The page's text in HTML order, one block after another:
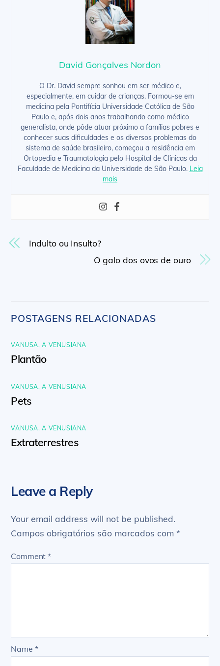
David Gonçalves Nordon
O Dr. David sempre sonhou em ser médico e,
especialmente, em cuidar de crianças. Formou-se em
medicina pela Pontifícia Universidade Católica de São
Paulo e, após dois anos trabalhando como médico
generalista, onde pôde atuar próximo a famílias pobres e
conhecer suas dificuldades e os diversos problemas do
sistema de saúde brasileiro, começou a residência em
Ortopedia e Traumatologia pelo Hospital de Clínicas da
Faculdade de Medicina da Universidade de São Paulo. Leia
mais
Indulto ou Insulto?
O galo dos ovos de ouro
POSTAGENS RELACIONADAS
VANUSA, A VENUSIANA
Plantão
VANUSA, A VENUSIANA
Pets
VANUSA, A VENUSIANA
Extraterrestres
Leave a Reply
Your email address will not be published.
Campos obrigatórios são marcados com*
Comment*
Name *